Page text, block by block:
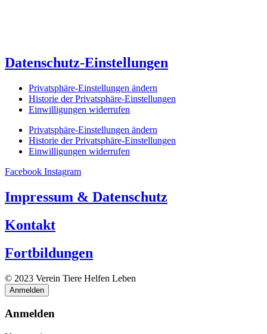
Datenschutz-Einstellungen
Privatsphäre-Einstellungen ändern
Historie der Privatsphäre-Einstellungen
Einwilligungen widerrufen
Privatsphäre-Einstellungen ändern
Historie der Privatsphäre-Einstellungen
Einwilligungen widerrufen
Facebook Instagram
Impressum & Datenschutz
Kontakt
Fortbildungen
© 2023 Verein Tiere Helfen Leben
Anmelden
Anmelden